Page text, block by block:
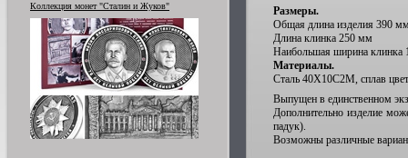
Коллекция монет "Сталин и Жуков"
Размеры.
Общая длина изделия 390
Длина клинка 250 мм
Наибольшая ширина клинка
Материалы.
Сталь 40Х10С2М, сплав
Выпущен в единственном
Дополнительно изделие
падук).
Возможны различные